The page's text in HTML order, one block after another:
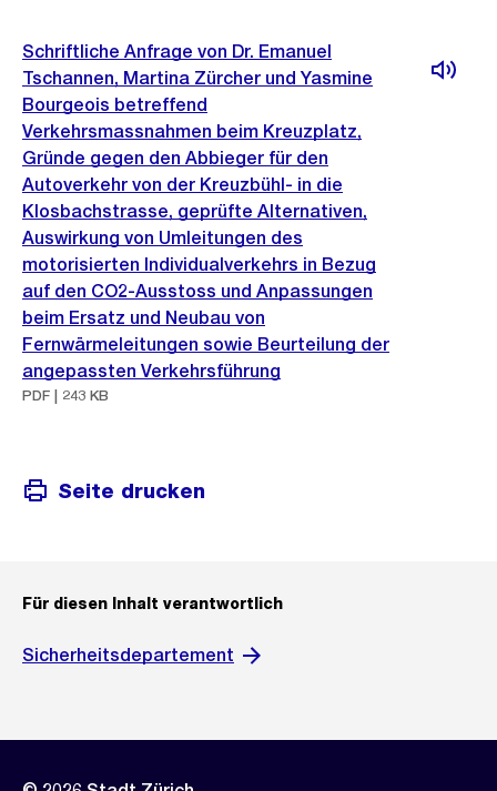
Schriftliche Anfrage von Dr. Emanuel
Tschannen, Martina Zürcher und Yasmine
Bourgeois betreffend
Verkehrsmassnahmen beim Kreuzplatz,
Gründe gegen den Abbieger für den
Autoverkehr von der Kreuzbühl- in die
Klosbachstrasse, geprüfte Alternativen,
Auswirkung von Umleitungen des
motorisierten Individualverkehrs in Bezug
auf den CO2-Ausstoss und Anpassungen
beim Ersatz und Neubau von
Fernwärmeleitungen sowie Beurteilung der
angepassten Verkehrsführung
PDF | 243 KB
Seite drucken
Für diesen Inhalt verantwortlich
Sicherheitsdepartement